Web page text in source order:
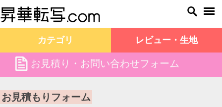
カテゴリ レビュー・生地
file お見積り・お問い合わせフォーム
昇華転写.com TOP お見積もりフォーム
お見積もりフォーム